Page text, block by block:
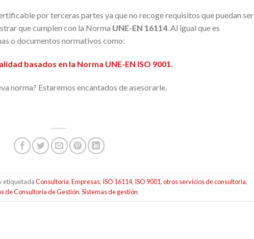
por terceras partes ya que no recoge requisitos que puedan ser
que cumplen con la Norma UNE-EN 16114. Al igual que es
o documentos normativos como:
basados en la Norma UNE-EN ISO 9001.
norma? Estaremos encantados de asesorarle.
etiquetadaConsultoría,Empresas, ISO 16114, ISO 9001,otros servicios de consultoría,
de Consultoría de Gestión,Sistemas de gestión.